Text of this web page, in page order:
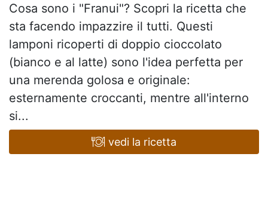
Cosa sono i "Franui"? Scopri la ricetta che
sta facendo impazzire il tutti. Questi
lamponi ricoperti di doppio cioccolato
(bianco e al latte) sono l'idea perfetta per
una merenda golosa e originale:
esternamente croccanti, mentre all'interno
si...
vedi la ricetta